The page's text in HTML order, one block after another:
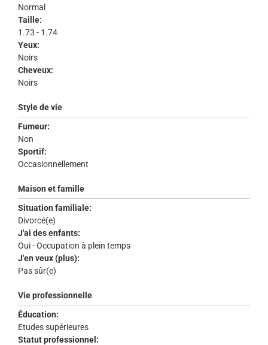
Normal
Taille:
1.73 - 1.74
Yeux:
Noirs
Cheveux:
Noirs
Style de vie
Fumeur:
Non
Sportif:
Occasionnellement
Maison et famille
Situation familiale:
Divorcé(e)
J'ai des enfants:
Oui - Occupation à plein temps
J'en veux (plus):
Pas sûr(e)
Vie professionnelle
Éducation:
Etudes supérieures
Statut professionnel: